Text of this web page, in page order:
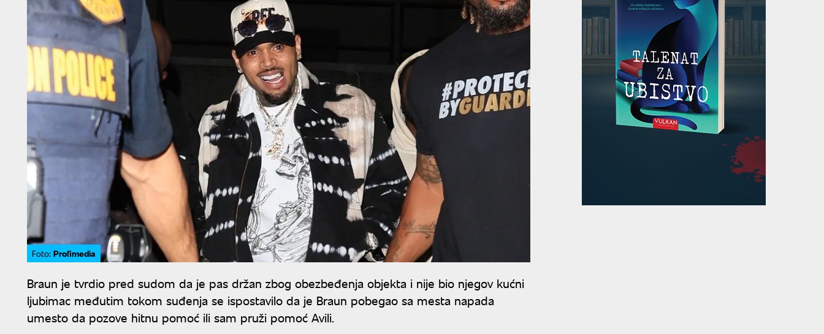
Foto: Profimedia
Braun je tvrdio pred sudom da je pas držan zbog obezbeđenja objekta i nije bio njegov kućni
ljubimac međutim tokom suđenja se ispostavilo da je Braun pobegao sa mesta napada
umesto da pozove hitnu pomoć ili sam pruži pomoć Avili.